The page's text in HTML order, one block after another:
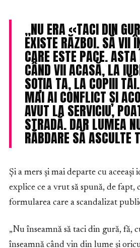
„NU ERA «TACI DIN
EXISTE RĂZBOI. SĂ VII
CARE ESTE PACE.
CÂND VII ACASĂ, LA
SOȚIA TA, LA COPIII
MAI AI CONFLICT ȘI
AVUT LA SERVICIU,
STRADĂ. DAR LUMEA
RĂBDARE SĂ ASCULTE
Și a mers și mai departe cu aceeași
explice ce a vrut să spună, de fapt,
formularea care a scandalizat
„Nu înseamnă să taci din gură, fă,
înseamnă când vin din lume și